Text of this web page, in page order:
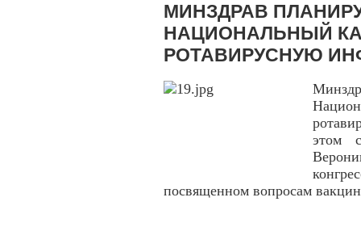
МИНЗДРАВ
НАЦИОНАЛЬНЫЙ
РОТАВИРУСНУЮ
этом
посвященном вопросам